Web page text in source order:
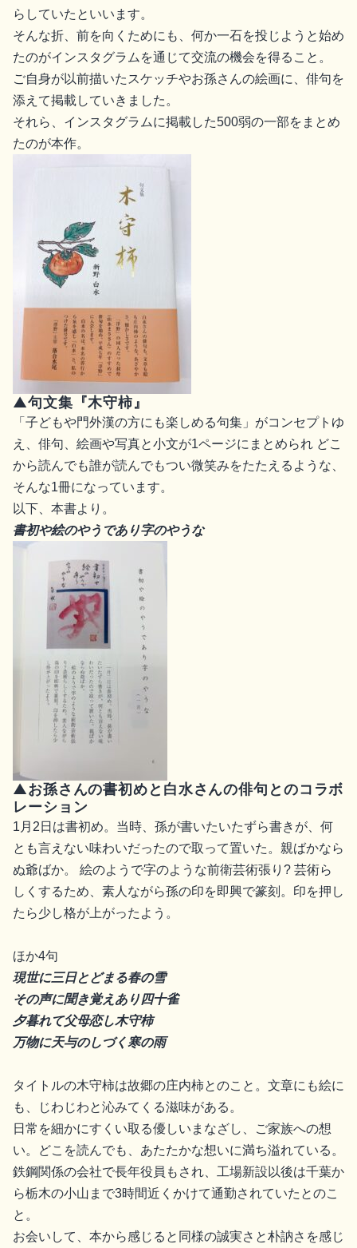
らしていたといいます。
そんな折、前を向くためにも、何か一石を投じようと始め
たのがインスタグラムを通じて交流の機会を得ること。
ご自身が以前描いたスケッチやお孫さんの絵画に、俳句を
添えて掲載していきました。
それら、インスタグラムに掲載した500弱の一部をまとめ
たのが本作。
▲句文集『木守柿』
「子どもや門外漢の方にも楽しめる句集」がコンセプトゆ
え、俳句、絵画や写真と小文が1ページにまとめられ どこ
から読んでも誰が読んでもつい微笑みをたたえるような、
そんな1冊になっています。
以下、本書より。
書初や絵のやうであり字のやうな
▲お孫さんの書初めと白水さんの俳句とのコラボ
レーション
1月2日は書初め。当時、孫が書いたいたずら書きが、何
とも言えない味わいだったので取って置いた。親ばかなら
ぬ爺ばか。 絵のようで字のような前衛芸術張り? 芸術ら
しくするため、素人ながら孫の印を即興で篆刻。印を押し
たら少し格が上がったよう。
ほか4句
現世に三日とどまる春の雪
その声に聞き覚えあり四十雀
夕暮れて父母恋し木守柿
万物に天与のしづく寒の雨
タイトルの木守柿は故郷の庄内柿とのこと。文章にも絵に
も、じわじわと沁みてくる滋味がある。
日常を細かにすくい取る優しいまなざし、ご家族への想
い。どこを読んでも、あたたかな想いに満ち溢れている。
鉄鋼関係の会社で長年役員もされ、工場新設以後は千葉か
ら栃木の小山まで3時間近くかけて通勤されていたとのこ
と。
お会いして、本から感じると同様の誠実さと朴訥さを感じ